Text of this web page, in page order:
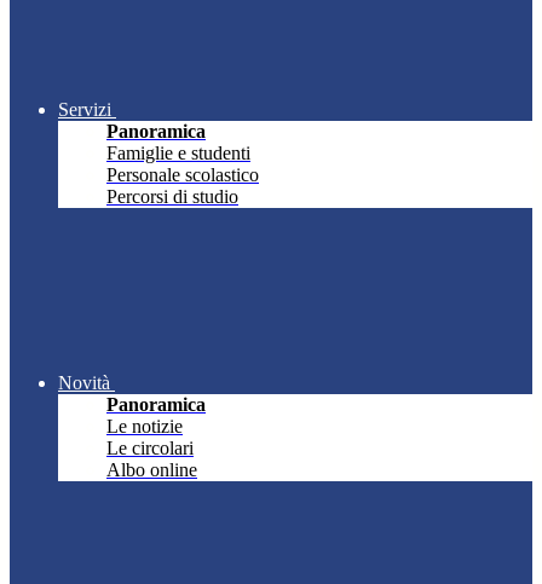
Servizi
Panoramica
Famiglie e studenti
Personale scolastico
Percorsi di studio
Novità
Panoramica
Le notizie
Le circolari
Albo online